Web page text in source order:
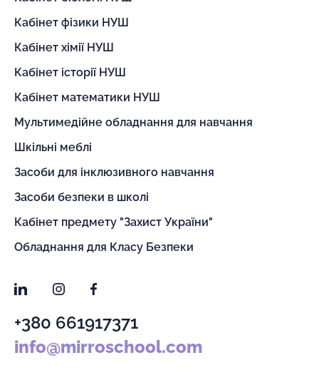
Кабінет фізики НУШ
Кабінет хімії НУШ
Кабінет історії НУШ
Кабінет математики НУШ
Мультимедійне обладнання для навчання
Шкільні меблі
Засоби для інклюзивного навчання
Засоби безпеки в школі
Кабінет предмету "Захист України"
Обладнання для Класу Безпеки
LinkedInInstagramFacebook
+380 661917371
info@mirroschool.com